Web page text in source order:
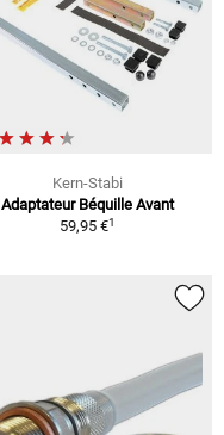
Kern-Stabi
Adaptateur Béquille Avant
59,95 €1